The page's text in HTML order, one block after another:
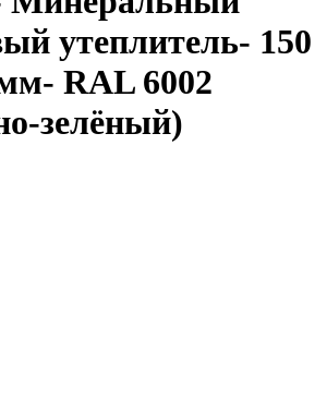
утеплитель- 150
RAL 6002
зелёный)